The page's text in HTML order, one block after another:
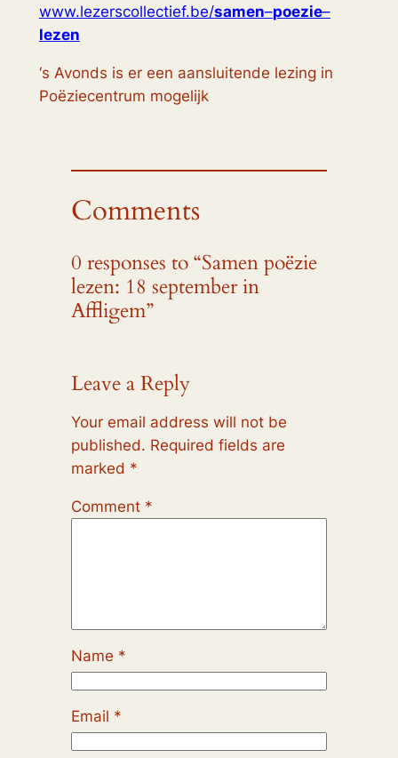
www.lezerscollectief.be/samen–poezie–
lezen
‘s Avonds is er een aansluitende lezing in
Poëziecentrum mogelijk
Comments
0 responses to “Samen poëzie
lezen: 18 september in
Affligem”
Leave a Reply
Your email address will not be
published. Required fields are
marked *
Comment *
Name *
Email *